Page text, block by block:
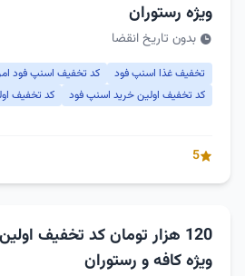
ویژه رستوران
بدون تاریخ انقضا
تخفیف غذا اسنپ فود
کد تخفیف اسنپ فود
کد تخفیف اولین خرید اسنپ فود
کد تخفیف
5
120 هزار تومان کد تخفیف
ویژه کافه و رستوران